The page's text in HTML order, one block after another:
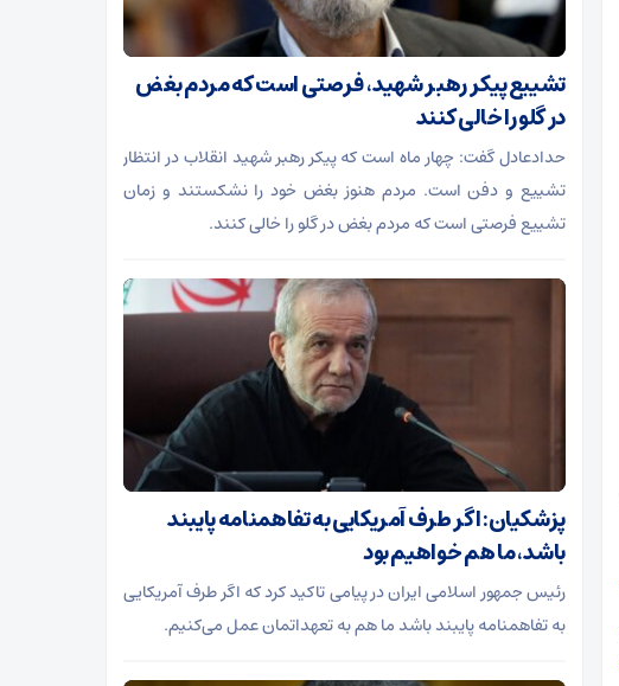
تشییع پیکر رهبر شهید، فرصتی است که مردم بغض
در گلو را خالی کنند
حدادعادل گفت: چهار ماه است که پیکر رهبر شهید انقلاب در انتظار
تشییع و دفن است. مردم هنوز بغض خود را نشکستند و زمان
تشییع فرصتی است که مردم بغض در گلو را خالی کنند.
پزشکیان: اگر طرف آمریکایی به تفاهمنامه پایبند
باشد، ما هم خواهیم بود
رئیس جمهور اسلامی ایران در پیامی تاکید کرد که اگر طرف آمریکایی
به تفاهمنامه پایبند باشد ما هم به تعهداتمان عمل می‌کنیم.